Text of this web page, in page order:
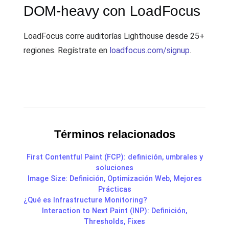
DOM-heavy con LoadFocus
LoadFocus corre auditorías Lighthouse desde 25+
regiones. Regístrate en loadfocus.com/signup.
Términos relacionados
First Contentful Paint (FCP): definición, umbrales y
soluciones
Image Size: Definición, Optimización Web, Mejores
Prácticas
¿Qué es Infrastructure Monitoring?
Interaction to Next Paint (INP): Definición,
Thresholds, Fixes